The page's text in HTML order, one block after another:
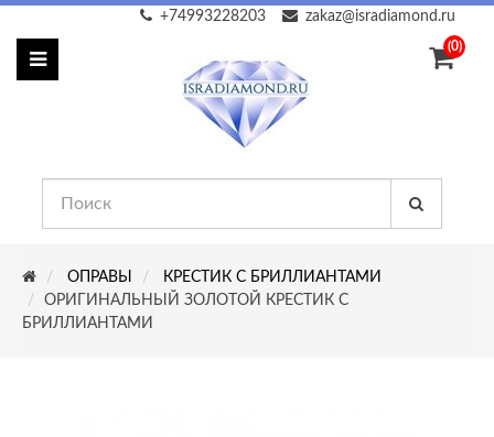
zakaz@isradiamond.ru
+74993228203
(0)
ОПРАВЫ
КРЕСТИК С БРИЛЛИАНТАМИ
ОРИГИНАЛЬНЫЙ ЗОЛОТОЙ КРЕСТИК С
БРИЛЛИАНТАМИ